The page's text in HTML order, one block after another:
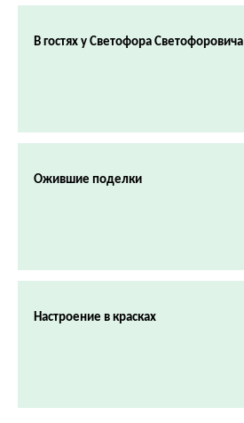
В гостях у Светофора Светофоровича
Ожившие поделки
Настроение в красках